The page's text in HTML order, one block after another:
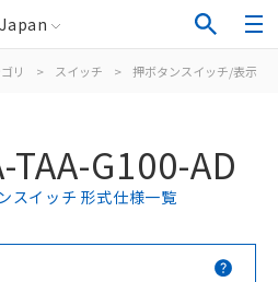
Japan
リ > スイッチ > 押ボタンスイッチ/表示灯
TAA-G100-AD
スイッチ 形式仕様一覧